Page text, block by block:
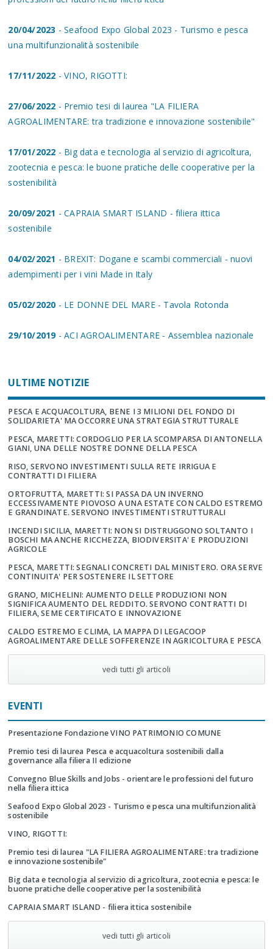
20/04/2023 - Seafood Expo Global 2023 - Turismo e pesca
una multifunzionalità sostenibile
17/11/2022 - VINO, RIGOTTI:
27/06/2022 - Premio tesi di laurea "LA FILIERA
AGROALIMENTARE: tra tradizione e innovazione sostenibile"
17/01/2022 - Big data e tecnologia al servizio di agricoltura,
zootecnia e pesca: le buone pratiche delle cooperative per la
sostenibilità
20/09/2021 - CAPRAIA SMART ISLAND - filiera ittica
sostenibile
04/02/2021 - BREXIT: Dogane e scambi commerciali - nuovi
adempimenti per i vini Made in Italy
05/02/2020 - LE DONNE DEL MARE - Tavola Rotonda
29/10/2019- ACI AGROALIMENTARE - Assemblea nazionale
ULTIME NOTIZIE
PESCA E ACQUACOLTURA, BENE I 3 MILIONI DEL FONDO DI
SOLIDARIETA' MA OCCORRE UNA STRATEGIA STRUTTURALE
PESCA, MARETTI: CORDOGLIO PER LA SCOMPARSA DI ANTONELLA
GIANI, UNA DELLE NOSTRE DONNE DELLA PESCA
RISO, SERVONO INVESTIMENTI SULLA RETE IRRIGUA E
CONTRATTI DI FILIERA
ORTOFRUTTA, MARETTI: SI PASSA DA UN INVERNO
ECCESSIVAMENTE PIOVOSO A UNA ESTATE CON CALDO ESTREMO
E GRANDINATE. SERVONO INVESTIMENTI STRUTTURALI
INCENDI SICILIA, MARETTI: NON SI DISTRUGGONO SOLTANTO I
BOSCHI MA ANCHE RICCHEZZA, BIODIVERSITA' E PRODUZIONI
AGRICOLE
PESCA, MARETTI: SEGNALI CONCRETI DAL MINISTERO. ORA SERVE
CONTINUITA' PER SOSTENERE IL SETTORE
GRANO, MICHELINI: AUMENTO DELLE PRODUZIONI NON
SIGNIFICA AUMENTO DEL REDDITO. SERVONO CONTRATTI DI
FILIERA, SEME CERTIFICATO E INNOVAZIONE
CALDO ESTREMO E CLIMA, LA MAPPA DI LEGACOOP
AGROALIMENTARE DELLE SOFFERENZE IN AGRICOLTURA E PESCA
vedi tutti gli articoli
EVENTI
Presentazione Fondazione VINO PATRIMONIO COMUNE
Premio tesi di laurea Pesca e acquacoltura sostenibili dalla
governance alla filiera II edizione
Convegno Blue Skills and Jobs - orientare le professioni del futuro
nella filiera ittica
Seafood Expo Global 2023 - Turismo e pesca una multifunzionalità
sostenibile
VINO, RIGOTTI:
Premio tesi di laurea "LA FILIERA AGROALIMENTARE: tra tradizione
e innovazione sostenibile"
Big data e tecnologia al servizio di agricoltura, zootecnia e pesca: le
buone pratiche delle cooperative per la sostenibilità
CAPRAIA SMART ISLAND - filiera ittica sostenibile
vedi tutti gli articoli